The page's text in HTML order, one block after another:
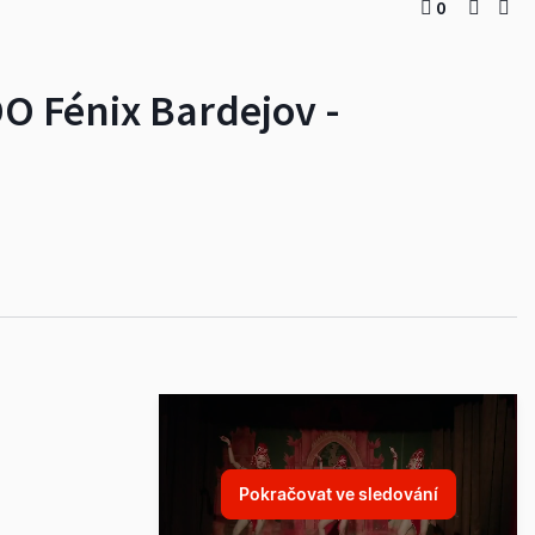
Fénix Bardejov -
0
Pokračovat ve sledování